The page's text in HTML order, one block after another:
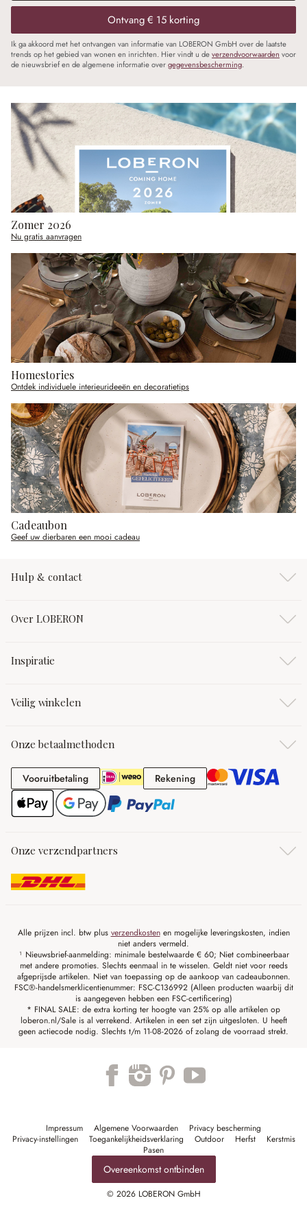
Ontvang € 15 korting
Ik ga akkoord met het ontvangen van informatie van LOBERON GmbH over de laatste
trends op het gebied van wonen en inrichten. Hier vindt u deverzendvoorwaarden voor
de nieuwsbrief en de algemene informatie overgegevensbescherming.
Zomer 2026
Nu gratis aanvragen
Homestories
Ontdek individuele interieurideeën en decoratietips
Cadeaubon
Geef uw dierbaren een mooi cadeau
Hulp & contact
Over LOBERON
Inspiratie
Veilig winkelen
Onze betaalmethoden
VooruitbetalingVooruitbetaling RekeningRekening
Onze verzendpartners
Alle prijzen incl. btw plus verzendkostenen mogelijke leveringskosten, indien
niet anders vermeld.
¹ Nieuwsbrief-aanmelding: minimale bestelwaarde € 60; Niet combineerbaar
met andere promoties. Slechts eenmaal in te wisselen. Geldt niet voor reeds
afgeprijsde artikelen. Niet van toepassing op de aankoop van cadeaubonnen.
FSC®-handelsmerklicentienummer: FSC-C136992 (Alleen producten waarbij dit
is aangegeven hebben een FSC-certificering)
* FINAL SALE: de extra korting ter hoogte van 25% op alle artikelen op
loberon.nl/Sale is al verrekend. Artikelen in een set zijn uitgesloten. U heeft
geen actiecode nodig. Slechts t/m 11-08-2026 of zolang de voorraad strekt.
Impressum Algemene Voorwaarden
Privacy bescherming
Privacy-instellingen
Toegankelijkheidsverklaring Outdoor Herfst
Kerstmis
Pasen
Overeenkomst ontbinden
© 2026 LOBERON GmbH